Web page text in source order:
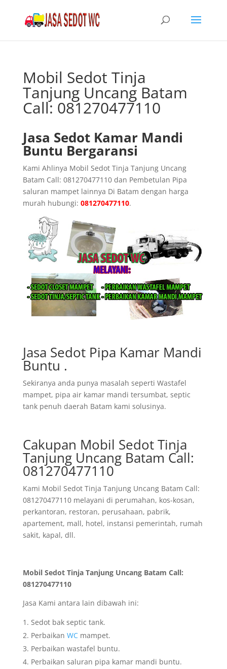
Mobil Sedot Tinja
Tanjung Uncang Batam
Call: 081270477110
Jasa Sedot Kamar Mandi
Buntu Bergaransi
Kami Ahlinya Mobil Sedot Tinja Tanjung Uncang
Batam Call: 081270477110 dan Pembetulan Pipa
saluran mampet lainnya Di Batam dengan harga
murah hubungi: 081270477110.
Jasa Sedot Pipa Kamar Mandi
Buntu .
Sekiranya anda punya masalah seperti Wastafel
mampet, pipa air kamar mandi tersumbat, septic
tank penuh daerah Batam kami solusinya.
Cakupan Mobil Sedot Tinja
Tanjung Uncang Batam Call:
081270477110
Kami Mobil Sedot Tinja Tanjung Uncang Batam Call:
081270477110 melayani di perumahan, kos-kosan,
perkantoran, restoran, perusahaan, pabrik,
apartement, mall, hotel, instansi pemerintah, rumah
sakit, kapal, dll.
Mobil Sedot Tinja Tanjung Uncang Batam Call:
081270477110
Jasa Kami antara lain dibawah ini:
Sedot bak septic tank.
Perbaikan WCmampet.
Perbaikan wastafel buntu.
Perbaikan saluran pipa kamar mandi buntu.